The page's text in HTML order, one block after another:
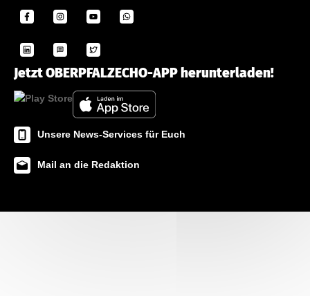
Jetzt OBERPFALZECHO-APP herunterladen!
Unsere News-Services für Euch
Mail an die Redaktion